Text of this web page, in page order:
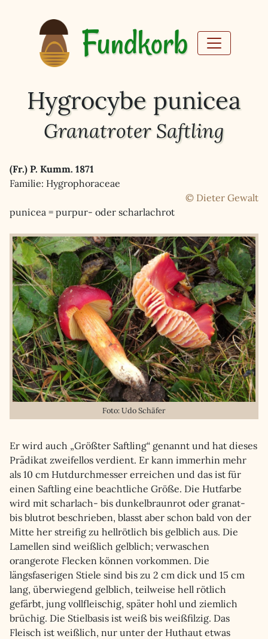
Fundkorb
Hygrocybe punicea
Granatroter Saftling
(Fr.) P. Kumm. 1871
Familie: Hygrophoraceae
© Dieter Gewalt
punicea = purpur- oder scharlachrot
Foto: Udo Schäfer
Er wird auch „Größter Saftling“ genannt und hat dieses
Prädikat zweifellos verdient. Er kann immerhin mehr
als 10 cm Hutdurchmesser erreichen und das ist für
einen Saftling eine beachtliche Größe. Die Hutfarbe
wird mit scharlach- bis dunkelbraunrot oder granat-
bis blutrot beschrieben, blasst aber schon bald von der
Mitte her streifig zu hellrötlich bis gelblich aus. Die
Lamellen sind weißlich gelblich; verwaschen
orangerote Flecken können vorkommen. Die
längsfaserigen Stiele sind bis zu 2 cm dick und 15 cm
lang, überwiegend gelblich, teilweise hell rötlich
gefärbt, jung vollfleischig, später hohl und ziemlich
brüchig. Die Stielbasis ist weiß bis weißfilzig. Das
Fleisch ist weißlich, nur unter der Huthaut etwas